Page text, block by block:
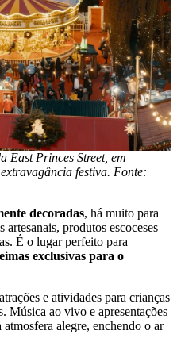
East Princes Street, em
festiva. Fonte:
decoradas, há muito para
artesanais, produtos escoceses
É o lugar perfeito para
exclusivas para o
e atividades para crianças
Música ao vivo e apresentações
alegre, enchendo o ar